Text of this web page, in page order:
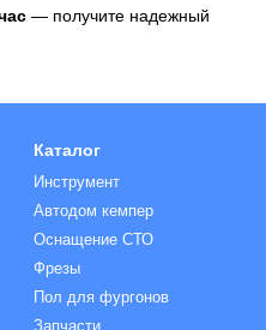
— получите надежный
Каталог
Инструмент
Автодом кемпер
Оснащение СТО
Фрезы
Пол для фургонов
Запчасти